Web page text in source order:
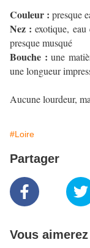
Couleur : presque
Nez : exotique,
presque musqué
Bouche : une
une longueur
Aucune lourdeur,
#Loire
Partager
Vous